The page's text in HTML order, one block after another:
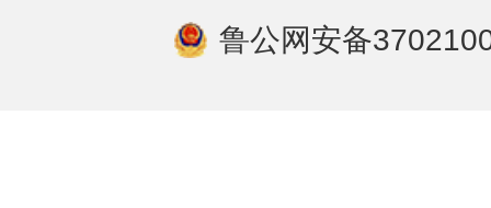
鲁公网安备